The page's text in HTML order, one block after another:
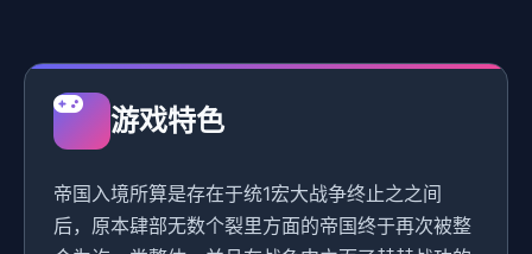
游戏特色
帝国入境所算是存在于统1宏大战争终止之之间
后，原本肆部无数个裂里方面的帝国终于再次被整